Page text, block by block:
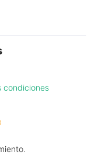
condiciones